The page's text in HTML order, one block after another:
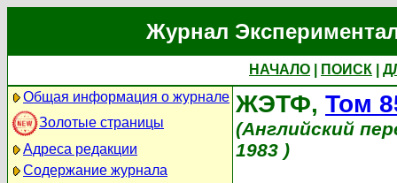
Журнал
НАЧАЛО ПОИСК
Общая информация о журнале
Золотые страницы
Адреса редакции
Содержание журнала
ЖЭТФ, Том
(Английский
1983 )